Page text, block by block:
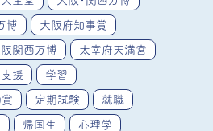
博 大阪府知事賞
関西万博 太宰府天満宮
援 学習
定期試験 就職
帰国生 心理学